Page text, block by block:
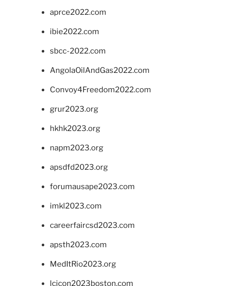
aprce2022.com
ibie2022.com
sbcc-2022.com
AngolaOilAndGas2022.com
Convoy4Freedom2022.com
grur2023.org
hkhk2023.org
napm2023.org
apsdfd2023.org
forumausape2023.com
imkl2023.com
careerfaircsd2023.com
apsth2023.com
MedItRio2023.org
lcicon2023boston.com